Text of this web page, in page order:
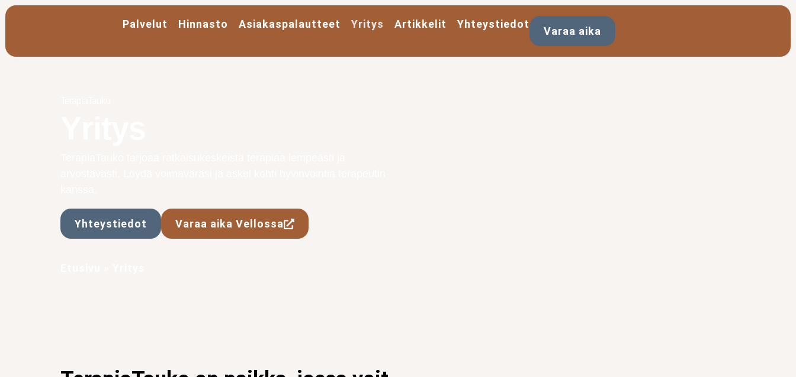
Palvelut Hinnasto Asiakaspalautteet Yritys Artikkelit Yhteystiedot
Varaa aika
Yhteystiedot Varaa aika Vellossa